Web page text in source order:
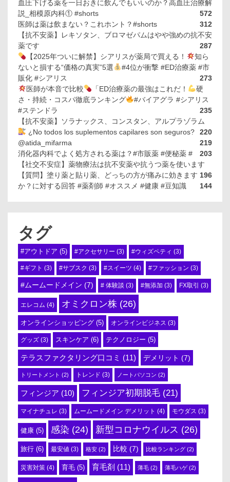
血圧下げる薬を一日おきに飲んでもいいのか？高血圧治療解
説_相模原内科① #shorts
572
医師は薬は飲まない？これホント？#shorts
312
【抗不安薬】レキソタン、ブロマゼパムはやや強めの抗不安
薬です
287
【2025年ついに解禁】シアリスが薬局で買える！
知ら
ないと損する“価格の真実”5選
#4位が衝撃 #ED治療薬 #市
販化 #シアリス
273
医師が本音で比較
「ED治療薬の最強はこれだ！
硬
さ・持続・コスパ徹底ランキング
#バイアグラ #シアリス
#ステンドラ
235
【抗不安薬】ソラナックス、コンスタン、アルプラゾラム
220
¿No todos los suplementos capilares son seguros?
@atida_mifarma
219
消化器内科でよく処方される薬は？#市販薬 #便秘薬 #
203
【社交不安症】薬物療法は抗不安薬や抗うつ薬を使います
196
【質問】塗り薬と貼り薬、どっちの方が痛みに効きます
か？に対する回答 #薬剤師 #オススメ #健康 #豆知識
144
タグ
#アウトドア (5) #アクセサリー (3) #ウィズペティ (3)
#ギフト (3) #サブスク (3) #スイーツ (4) #ファッション (3)
#ムームードメイン (7) # 体験談 (3) #無添加 (3) FX取引 (3)
エレコム (4) オミクロン株 (26)
オンラインショッピング (5) オンラインビジネス (3)
グッズ (3) スキンケア (6) テクノロジー (5)
テラスファクタリング口コミ (11) デメリット (7)
トリートメント (2) トレンド (3) ノートパソコン (2)
フィンジア (10) フィンジア初期脱毛 (21)
マイナチュレ (3) ムームードメイン デメリット (4) モウダス (3)
健康 (5) 感染 (24) 新型コロナウイルス (26)
旅行 (6) 最安値 (3) 格安 (2) 比較 (7) 比較ランキング (2)
災害対策 (4) 育毛 (5) 育毛剤 (11) 薄毛 (2) 薄毛ハゲ(2)